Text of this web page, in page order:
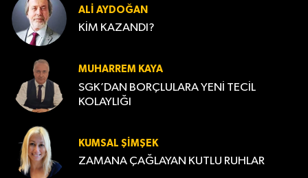
ALI AYDOĞAN
KİM KAZANDI?
MUHARREM KAYA
SGK’DAN BORÇLULARA YENİ TECİL
KOLAYLIĞI
KUMSAL ŞIMŞEK
ZAMANA ÇAĞLAYAN KUTLU RUHLAR